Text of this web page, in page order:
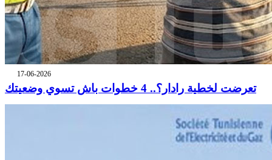
17-06-2026
تعرضت لخطية رادار؟.. 4 خطوات باش تسوي وضعيتك